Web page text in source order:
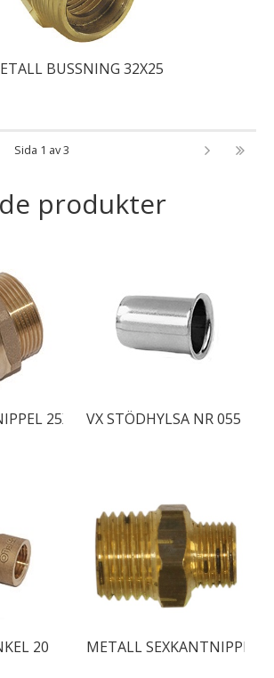
BUSSNING 32X25
Sida 1 av 3
produkter
25X20 VX STÖDHYLSA NR 055 32
20 METALL SEXKANTNIPPEL